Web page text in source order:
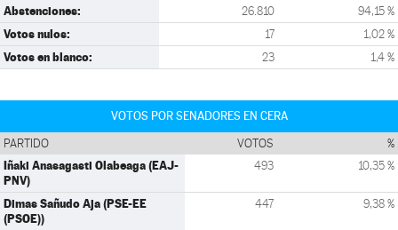
Abstenciones: 26.810 94,15 %
Votos nulos: 17 1,02 %
Votos en blanco: 23 1,4 %
VOTOS POR SENADORES EN CERA
PARTIDO VOTOS %
Iñaki Anasagasti Olabeaga (EAJ-
PNV)
493 10,35 %
Dimas Sañudo Aja (PSE-EE
(PSOE))
447 9,38 %